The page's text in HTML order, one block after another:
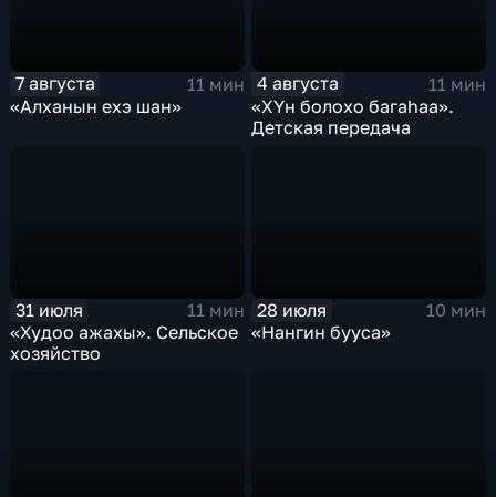
7 августа
11 мин
«Алханын ехэ шан»
4 августа
11 мин
«ХYн болохо багаhаа».
Детская передача
31 июля
11 мин
«Худоо ажахы». Сельское
хозяйство
28 июля
10 мин
«Нангин бууса»